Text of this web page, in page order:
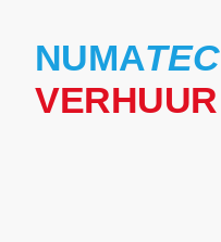
NUMATEC
VERHUUR